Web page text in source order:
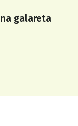
galareta